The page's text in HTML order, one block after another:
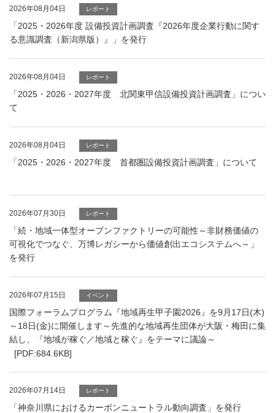
2026年08月04日 レポート
「2025・2026年度 設備投資計画調査『2026年度企業行動に関す
る意識調査（新潟県版）』」を発行
2026年08月04日 レポート
「2025・2026・2027年度 北関東甲信設備投資計画調査」につい
て
2026年08月04日 レポート
「2025・2026・2027年度 首都圏設備投資計画調査」について
2026年07月30日 レポート
「続・地域一体型オープンファクトリーの可能性～非財務価値の
可視化でつなぐ、万博レガシーから価値創出エコシステムへ～」
を発行
2026年07月15日 イベント
国際フォーラムプログラム『地域再生甲子園2026』を9月17日(木)
～18日(金)に開催します～先進的な地域再生団体が大阪・梅田に集
結し、『地域が稼ぐ／地域と稼ぐ』をテーマに議論～
[PDF:684.6KB]
PDFファイルが新規ウィンドウで開きます
2026年07月14日 レポート
「神奈川県におけるカーボンニュートラル動向調査」を発行